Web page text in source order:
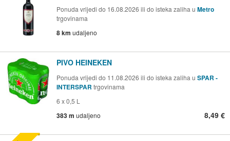
Ponuda vrijedi do 16.08.2026 ili do isteka zaliha u Metro
trgovinama
8 km udaljeno
PIVO HEINEKEN
Ponuda vrijedi do 11.08.2026 ili do isteka zaliha u SPAR -
INTERSPAR trgovinama
6 x 0,5 L
383 m udaljeno 8,49 €